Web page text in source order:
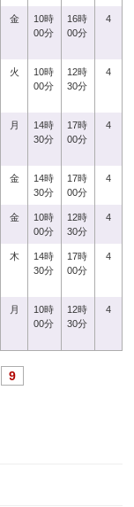
金
10時
00分
16時
00分
4
火
10時
00分
12時
30分
4
月
14時
30分
17時
00分
4
金
14時
30分
17時
00分
4
金
10時
00分
12時
30分
4
木
14時
30分
17時
00分
4
月
10時
00分
12時
30分
4
9